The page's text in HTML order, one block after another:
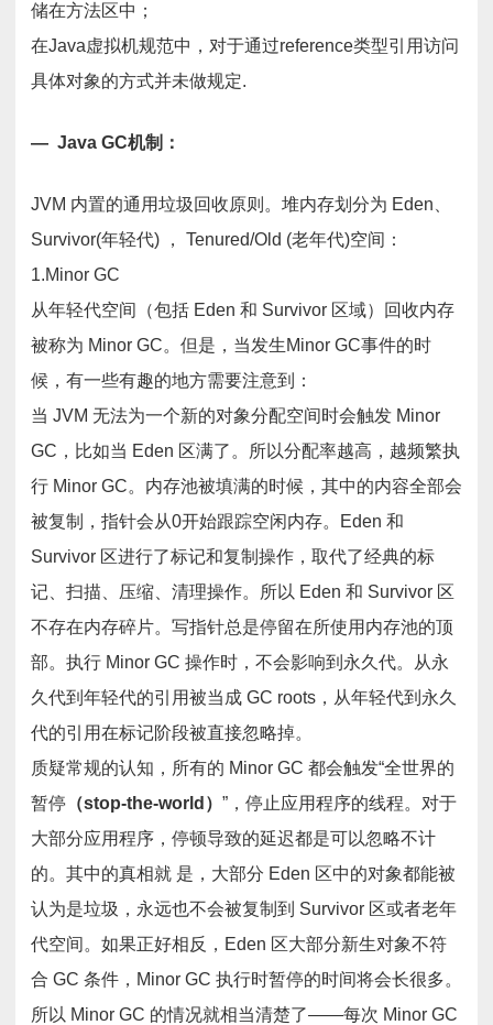
储在方法区中；
在Java虚拟机规范中，对于通过reference类型引用访问
具体对象的方式并未做规定.
— Java GC机制：
JVM 内置的通用垃圾回收原则。堆内存划分为 Eden、
Survivor(年轻代) ， Tenured/Old (老年代)空间：
1.Minor GC
从年轻代空间（包括 Eden 和 Survivor 区域）回收内存
被称为 Minor GC。但是，当发生Minor GC事件的时
候，有一些有趣的地方需要注意到：
当 JVM 无法为一个新的对象分配空间时会触发 Minor
GC，比如当 Eden 区满了。所以分配率越高，越频繁执
行 Minor GC。内存池被填满的时候，其中的内容全部会
被复制，指针会从0开始跟踪空闲内存。Eden 和
Survivor 区进行了标记和复制操作，取代了经典的标
记、扫描、压缩、清理操作。所以 Eden 和 Survivor 区
不存在内存碎片。写指针总是停留在所使用内存池的顶
部。执行 Minor GC 操作时，不会影响到永久代。从永
久代到年轻代的引用被当成 GC roots，从年轻代到永久
代的引用在标记阶段被直接忽略掉。
质疑常规的认知，所有的 Minor GC 都会触发“全世界的
暂停 （stop-the-world） ”，停止应用程序的线程。对于
大部分应用程序，停顿导致的延迟都是可以忽略不计
的。其中的真相就 是，大部分 Eden 区中的对象都能被
认为是垃圾，永远也不会被复制到 Survivor 区或者老年
代空间。如果正好相反，Eden 区大部分新生对象不符
合 GC 条件，Minor GC 执行时暂停的时间将会长很多。
所以 Minor GC 的情况就相当清楚了——每次 Minor GC